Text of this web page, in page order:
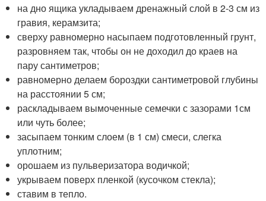
на дно ящика укладываем дренажный слой в 2-3 см из
гравия, керамзита;
сверху равномерно насыпаем подготовленный грунт,
разровняем так, чтобы он не доходил до краев на
пару сантиметров;
равномерно делаем бороздки сантиметровой глубины
на расстоянии 5 см;
раскладываем вымоченные семечки с зазорами 1см
или чуть более;
засыпаем тонким слоем (в 1 см) смеси, слегка
уплотним;
орошаем из пульверизатора водичкой;
укрываем поверх пленкой (кусочком стекла);
ставим в тепло.